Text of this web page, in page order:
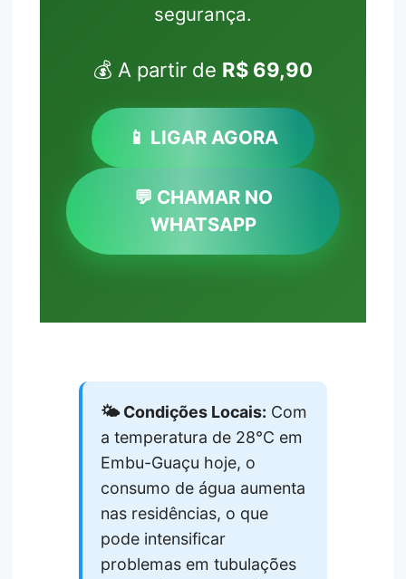
segurança.
💰 A partir de R$ 69,90
📱 LIGAR AGORA
💬 CHAMAR NO
WHATSAPP
🌤️ Condições Locais: Com
a temperatura de 28°C em
Embu-Guaçu hoje, o
consumo de água aumenta
nas residências, o que
pode intensificar
problemas em tubulações